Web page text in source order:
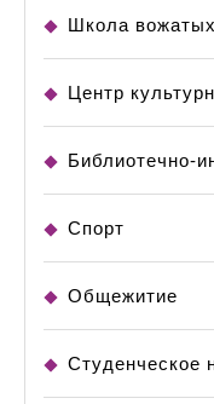
Школа вожатых
Центр
Библиотечно-
Спорт
Общежитие
Студенческое